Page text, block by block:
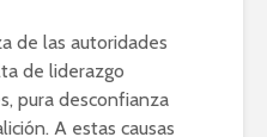
de las autoridades
de liderazgo
pura desconfianza
A estas causas